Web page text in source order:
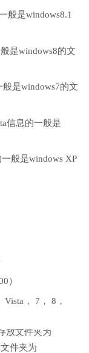
般是windows8.1
是windows8的文
是windows7的文
信息的一般是
般是windows XP
）
Vista， 7， 8，
放文件夹为
件夹为